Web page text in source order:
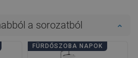
a sorozatból
FÜRDŐSZOBA NAPOK